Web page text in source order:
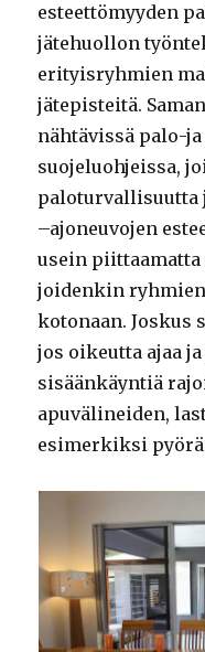
esteettömyyden
jätehuollon
erityisryhmien
jätepisteitä.
nähtävissä palo-
suojeluohjeissa,
paloturvallisuutta
–ajoneuvojen
usein
joidenkin
kotonaan. Joskus
jos oikeutta ajaa
sisäänkäyntiä
apuvälineiden,
esimerkiksi